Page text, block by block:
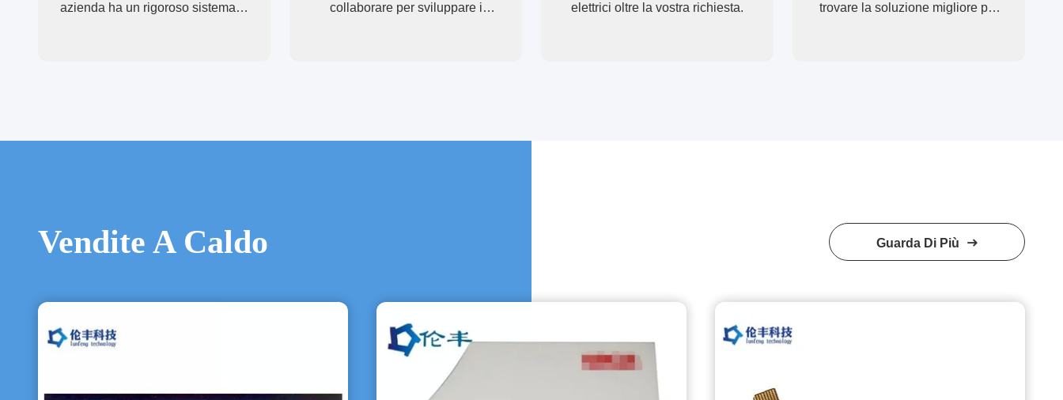
azienda ha un rigoroso sistema di
collaborare per sviluppare i
elettrici oltre la vostra richiesta.
trovare la soluzione migliore per
Vendite A Caldo Guarda Di Più